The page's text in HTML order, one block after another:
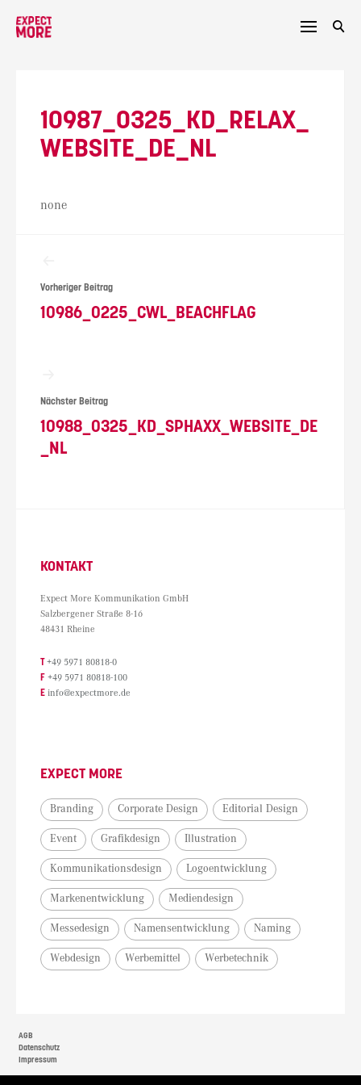
10987_0325_KD_RELAX_
WEBSITE_DE_NL
none
Vorheriger Beitrag
10986_0225_CWL_BEACHFLAG
Nächster Beitrag
10988_0325_KD_SPHAXX_WEBSITE_DE
_NL
KONTAKT
Expect More Kommunikation GmbH
Salzbergener Straße 8-16
48431 Rheine
T +49 5971 80818-0
F +49 5971 80818-100
E info@expectmore.de
EXPECT MORE
Branding Corporate Design Editorial Design
Event Grafikdesign Illustration
Kommunikationsdesign Logoentwicklung
Markenentwicklung Mediendesign
Messedesign Namensentwicklung Naming
Webdesign Werbemittel Werbetechnik
AGB
Datenschutz
Impressum